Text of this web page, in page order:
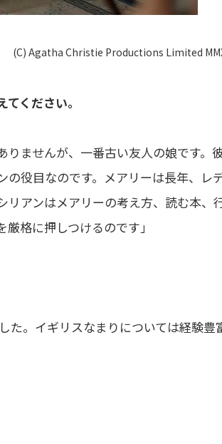
(C) Agatha Christie Productions Limited
ください。
りませんが、一番古い友人の娘です。
の役目なのです。メアリーは長年、レ
リアンはメアリーの考え方、読む本、
格に押しつけるのです」
た。イギリスなまりについては経験豊